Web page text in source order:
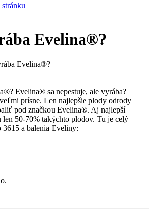
Evelina®?
Evelina®?
Evelina® sa nepestuje, ale vyrába?
prísne. Len najlepšie plody odrody
pod značkou Evelina®. Aj najlepší
len 50-70% takýchto plodov. Tu je celý
3615 a balenia Eveliny: